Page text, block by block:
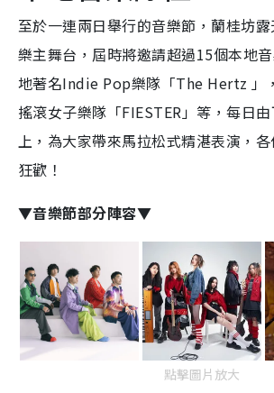
至於一連兩日舉行的音樂節，蘭桂坊
樂主舞台，屆時將邀請超過15個本地
地著名Indie Pop樂隊「The Hertz 」
搖滾女子樂隊「FIESTER」等，每日
上，為大家帶來馬拉松式精湛表演，
狂歡！
▼音樂節部分陣容▼
點擊圖片放大